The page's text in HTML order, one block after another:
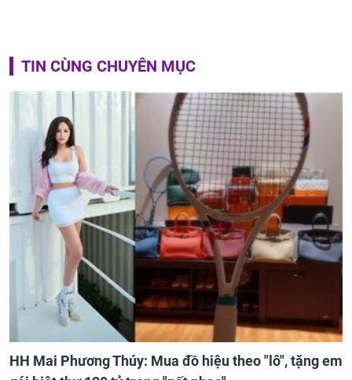
TIN CÙNG CHUYÊN MỤC
HH Mai Phương Thúy: Mua đồ hiệu theo "lô", tặng em